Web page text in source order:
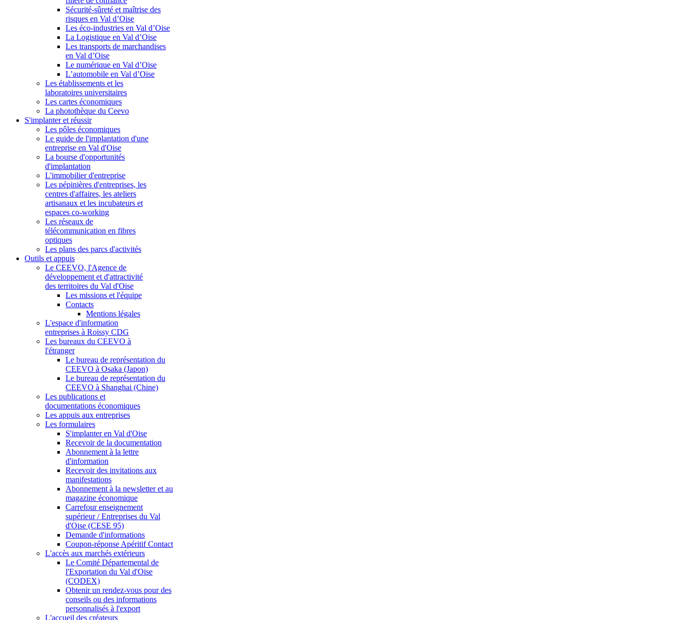
Sécurité-sûreté et maîtrise des
risques en Val d’Oise
Les éco-industries en Val d’Oise
La Logistique en Val d’Oise
Les transports de marchandises
en Val d’Oise
Le numérique en Val d’Oise
L’automobile en Val d’Oise
Les établissements et les
laboratoires universitaires
Les cartes économiques
La photothèque du Ceevo
S'implanter et réussir
Les pôles économiques
Le guide de l'implantation d'une
entreprise en Val d'Oise
La bourse d'opportunités
d'implantation
L'immobilier d'entreprise
Les pépinières d'entreprises, les
centres d'affaires, les ateliers
artisanaux et les incubateurs et
espaces co-working
Les réseaux de
télécommunication en fibres
optiques
Les plans des parcs d'activités
Outils et appuis
Le CEEVO, l'Agence de
développement et d'attractivité
des territoires du Val d'Oise
Les missions et l'équipe
Contacts
Mentions légales
L'espace d'information
entreprises à Roissy CDG
Les bureaux du CEEVO à
l'étranger
Le bureau de représentation du
CEEVO à Osaka (Japon)
Le bureau de représentation du
CEEVO à Shanghai (Chine)
Les publications et
documentations économiques
Les appuis aux entreprises
Les formulaires
S'implanter en Val d'Oise
Recevoir de la documentation
Abonnement à la lettre
d'information
Recevoir des invitations aux
manifestations
Abonnement à la newsletter et au
magazine économique
Carrefour enseignement
supérieur / Entreprises du Val
d'Oise (CESE 95)
Demande d'informations
Coupon-réponse Apéritif Contact
L'accès aux marchés extérieurs
Le Comité Départemental de
l'Exportation du Val d'Oise
(CODEX)
Obtenir un rendez-vous pour des
conseils ou des informations
personnalisés à l'export
L'accueil des créateurs